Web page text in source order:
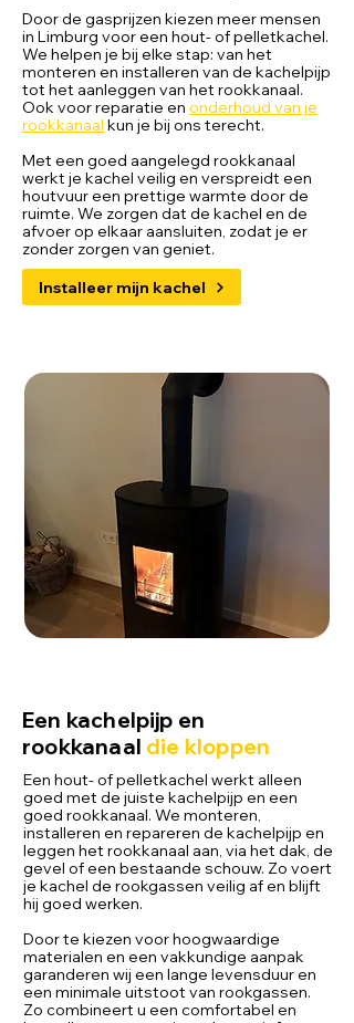
Door de gasprijzen kiezen meer mensen
in Limburg voor een hout- of pelletkachel.
We helpen je bij elke stap: van het
monteren en installeren van de kachelpijp
tot het aanleggen van het rookkanaal.
Ook voor reparatie en onderhoud van je
rookkanaal kun je bij ons terecht.
Met een goed aangelegd rookkanaal
werkt je kachel veilig en verspreidt een
houtvuur een prettige warmte door de
ruimte. We zorgen dat de kachel en de
afvoer op elkaar aansluiten, zodat je er
zonder zorgen van geniet.
Installeer mijn kachel
Een kachelpijp en
rookkanaal die kloppen
Een hout- of pelletkachel werkt alleen
goed met de juiste kachelpijp en een
goed rookkanaal. We monteren,
installeren en repareren de kachelpijp en
leggen het rookkanaal aan, via het dak, de
gevel of een bestaande schouw. Zo voert
je kachel de rookgassen veilig af en blijft
hij goed werken.
Door te kiezen voor hoogwaardige
materialen en een vakkundige aanpak
garanderen wij een lange levensduur en
een minimale uitstoot van rookgassen.
Zo combineert u een comfortabel en